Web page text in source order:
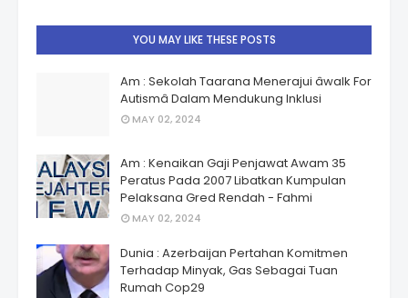
YOU MAY LIKE THESE POSTS
Am : Sekolah Taarana Menerajui âwalk For
Autismâ Dalam Mendukung Inklusi
MAY 02, 2024
Am : Kenaikan Gaji Penjawat Awam 35
Peratus Pada 2007 Libatkan Kumpulan
Pelaksana Gred Rendah - Fahmi
MAY 02, 2024
Dunia : Azerbaijan Pertahan Komitmen
Terhadap Minyak, Gas Sebagai Tuan
Rumah Cop29